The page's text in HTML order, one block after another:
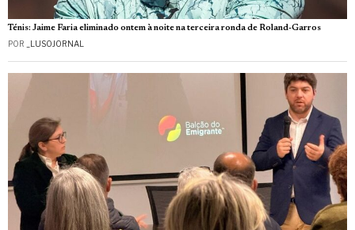
Ténis: Jaime Faria eliminado ontem à noite na terceira ronda de Roland-Garros
POR _LUSOJORNAL